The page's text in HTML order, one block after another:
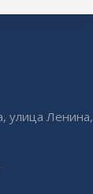
улица Ленина,